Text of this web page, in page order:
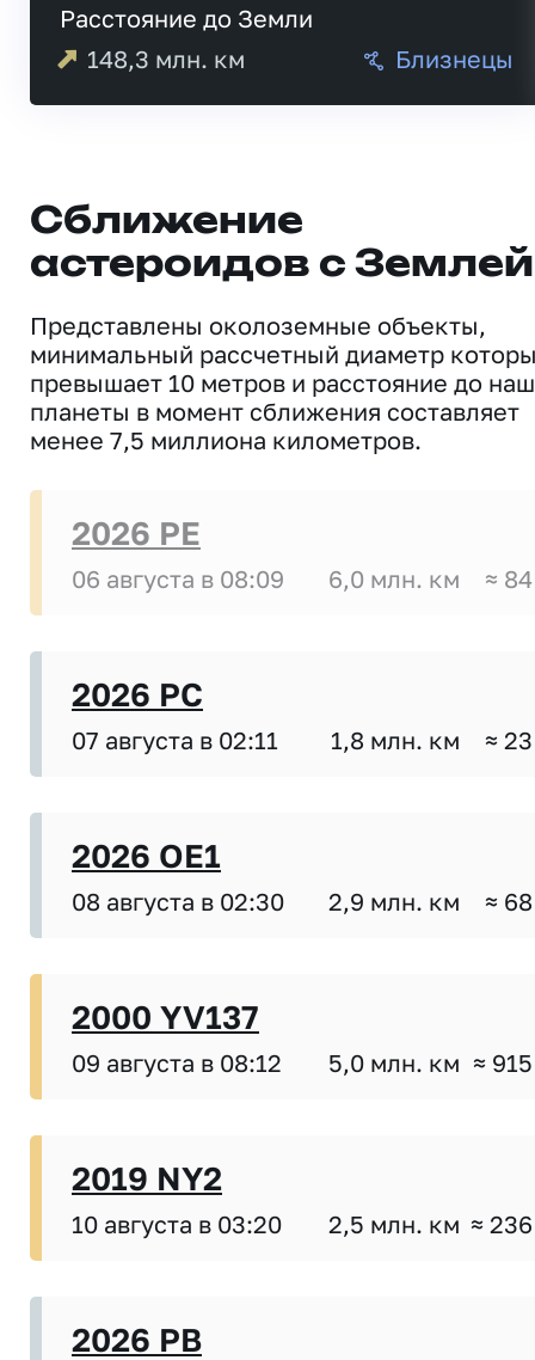
Расстояние до Земли
148,3 млн. км Близнецы
Сближение
астероидов с Землей
Представлены околоземные объекты,
минимальный рассчетный диаметр
превышает 10 метров и расстояние до
планеты в момент сближения составляет
менее 7,5 миллиона километров.
2026 PE
06 августа в 08:09 6,0 млн. км ≈
2026 PC
07 августа в 02:11 1,8 млн. км ≈
2026 OE1
08 августа в 02:30 2,9 млн. км ≈
2000 YV137
09 августа в 08:12 5,0 млн. км ≈
2019 NY2
10 августа в 03:20 2,5 млн. км ≈
2026 PB